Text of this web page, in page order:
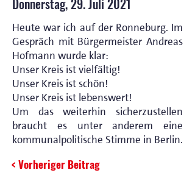
Donnerstag, 29. Juli 2021
Heute war ich auf der Ronneburg. Im
Gespräch mit Bürgermeister Andreas
Hofmann wurde klar:
Unser Kreis ist vielfältig!
Unser Kreis ist schön!
Unser Kreis ist lebenswert!
Um das weiterhin sicherzustellen
braucht es unter anderem eine
kommunalpolitische Stimme in Berlin.
< Vorheriger Beitrag